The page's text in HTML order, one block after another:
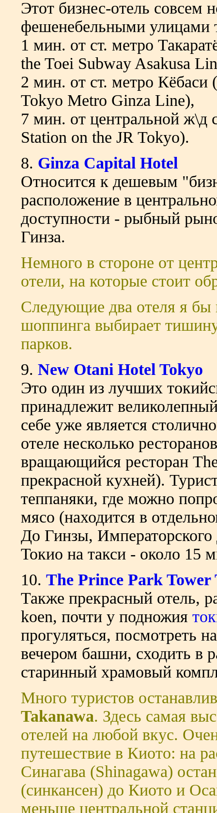
Этот бизнес-отель совсем
фешенебельными улицами
1 мин. от ст. метро
the Toei Subway Asakusa
2 мин. от ст. метро
Tokyo Metro Ginza Line),
7 мин. от центральной ж\д
Station on the JR Tokyo).
8. Ginza Capital Hotel
Относится к дешевым
расположение в
доступности - рыбный
Гинза.
Немного в стороне от
отели, на которые стоит
Следующие два отеля я бы
шоппинга выбирает
парков.
9. New Otani Hotel Tokyo
Это один из лучших
принадлежит
себе уже является
отеле несколько
вращающийся ресторан
прекрасной кухней).
теппаняки, где можно
мясо (находится в
До Гинзы,
Токио на такси - около 15
10. The Prince Park Tower
Также прекрасный отель,
koen, почти у подножия
прогуляться, посмотреть
вечером башни, сходить в
старинный храмовый
Много туристов
Takanawa. Здесь самая
отелей на любой вкус.
путешествие в Киото: на
Синагава (Shinagawa)
(cинкансен) до Киото и
меньше центральной